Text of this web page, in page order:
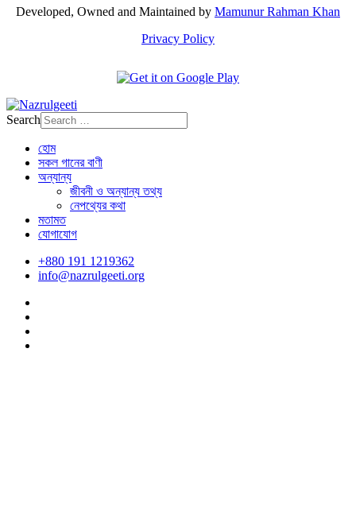
Developed, Owned and Maintained by Mamunur Rahman Khan
Privacy Policy
Search
হোম
সকল গানের বাণী
অন্যান্য
জীবনী ও অন্যান্য তথ্য
নেপথ্যের কথা
মতামত
যোগাযোগ
+880 191 1219362
info@nazrulgeeti.org